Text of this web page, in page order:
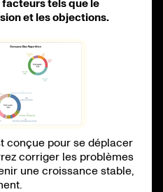
tels que le
et les objections.
conçue pour se déplacer
corriger les problèmes
une croissance stable,